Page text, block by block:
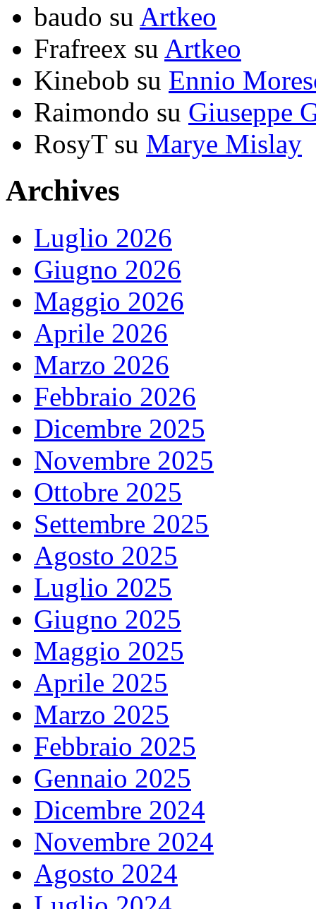
baudo su Artkeo
Frafreex su Artkeo
Kinebob su Ennio
Raimondo su Giuseppe
RosyTsu Marye Mislay
Archives
Luglio 2026
Giugno 2026
Maggio 2026
Aprile 2026
Marzo 2026
Febbraio 2026
Dicembre 2025
Novembre 2025
Ottobre 2025
Settembre 2025
Agosto 2025
Luglio 2025
Giugno 2025
Maggio 2025
Aprile 2025
Marzo 2025
Febbraio 2025
Gennaio 2025
Dicembre 2024
Novembre 2024
Agosto 2024